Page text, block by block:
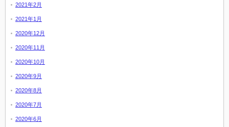
2021年2月
2021年1月
2020年12月
2020年11月
2020年10月
2020年9月
2020年8月
2020年7月
2020年6月